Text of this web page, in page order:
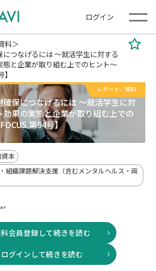
ログイン
料
つなげるには ～就活学生に対する
態と企業が取り組む上でのヒント～
レポート／資料
確保につなげるには ～就活学生に対
効果の実態と企業が取り組む上での
第94号】
本
組織課題解決支援（含むメンタルヘルス・両
す
会員登録して続きを読む
ログインして続きを読む